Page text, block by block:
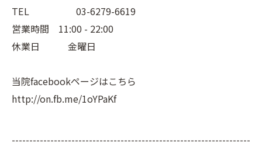
TEL 03-6279-6619
営業時間 11:00 - 22:00
休業日 金曜日
当院facebookページはこちら
http://on.fb.me/1oYPaKf
--------------------------------------------------------------------